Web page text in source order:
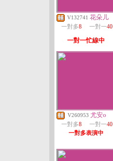
V132741 花朵儿
一對多8 一對一40
一對一忙線中
V260953 尤安o
一對多8 一對一40
一對多表演中